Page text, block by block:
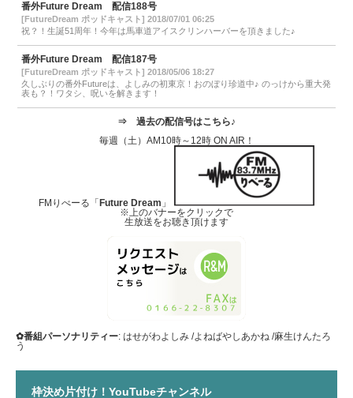
番外Future Dream 配信188号
[FutureDream ポッドキャスト] 2018/07/01 06:25
祝？！生誕51周年！今年は馬車道アイスクリンハーバーを頂きました♪
番外Future Dream 配信187号
[FutureDream ポッドキャスト] 2018/05/06 18:27
久しぶりの番外Futureは、よしみの初東京！おのぼり珍道中♪ のっけから重大発
表も？！ワタシ、呪いを解きます！
⇒ 過去の配信号はこちら♪
毎週（土）AM10時～12時 ON AIR！
FMりべーる「 Future Dream 」
※上のバナーをクリックで
生放送をお聴き頂けます
✿番組パーソナリティー: はせがわよしみ /よねばやしあかね /麻生けんたろ
う
枠決め片付け！YouTubeチャンネル